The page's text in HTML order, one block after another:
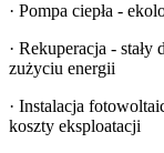
· Pompa ciepła -
· Rekuperacja -
zużyciu energii
· Instalacja
koszty eksploatacji